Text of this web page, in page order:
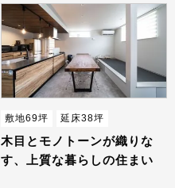
敷地69坪 延床38坪
木目とモノトーンが織りな
す、上質な暮らしの住まい